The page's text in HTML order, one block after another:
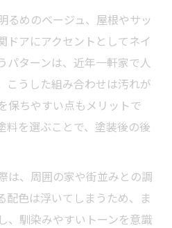
るめのベージュ、屋根やサッ
ドアにアクセントとしてネイ
パターンは、近年一軒家で人
こうした組み合わせは汚れが
保ちやすい点もメリットで
料を選ぶことで、塗装後の後
は、周囲の家や街並みとの調
配色は浮いてしまうため、ま
、馴染みやすいトーンを意識